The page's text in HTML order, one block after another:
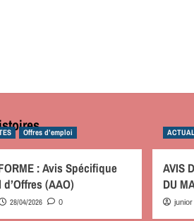
Offres d’emploi
: Avis Spécifique
d’Offres (AAO)
28/04/2026 0
AVIS
DU
junior